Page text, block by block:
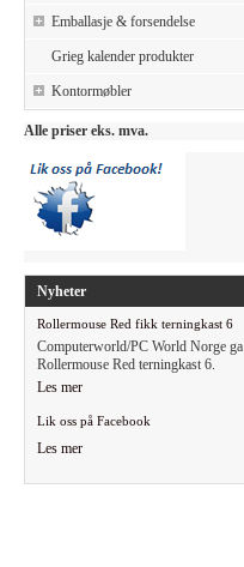
Emballasje & forsendelse
Grieg kalender produkter
Kontormøbler
Alle priser eks. mva.
Nyheter
Rollermouse Red fikk terningkast 6
Computerworld/PC World Norge ga
Rollermouse Red terningkast 6.
Les mer
Lik oss på Facebook
Les mer